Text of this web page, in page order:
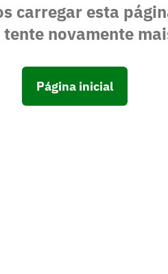
carregar esta
novamente
Página inicial